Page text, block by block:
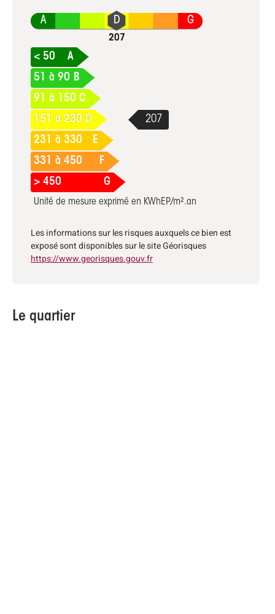
A G
< 50
A
51 à 90 B
91 à 150 C
151 à 230 D
231 à 330
E
331 à 450
F
> 450
G
Unité de mesure exprimé en KWhEP/m².an
Les informations sur les risques auxquels ce bien est
exposé sont disponibles sur le site Géorisques
https://www.georisques.gouv.fr
Le quartier